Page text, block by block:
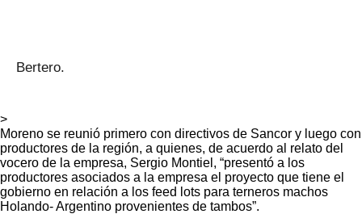
Bertero.
>
Moreno se reunió primero con directivos de Sancor y luego con
productores de la región, a quienes, de acuerdo al relato del
vocero de la empresa, Sergio Montiel, “presentó a los
productores asociados a la empresa el proyecto que tiene el
gobierno en relación a los feed lots para terneros machos
Holando- Argentino provenientes de tambos”.